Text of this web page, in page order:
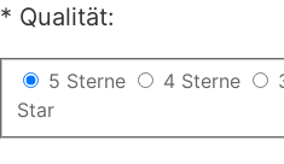
* Qualität:
5 Sterne 4 Sterne
Star